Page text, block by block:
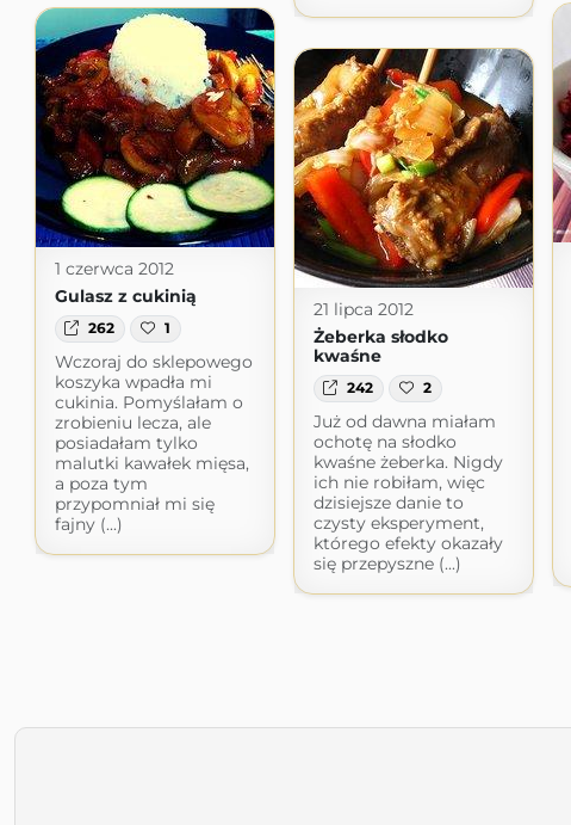
1 czerwca 2012
Gulasz z cukinią
262 1
Wczoraj do sklepowego
koszyka wpadła mi
cukinia. Pomyślałam o
zrobieniu lecza, ale
posiadałam tylko
malutki kawałek mięsa,
a poza tym
przypomniał mi się
fajny (...)
21 lipca 2012
Żeberka słodko
kwaśne
242 2
Już od dawna miałam
ochotę na słodko
kwaśne żeberka. Nigdy
ich nie robiłam, więc
dzisiejsze danie to
czysty eksperyment,
którego efekty okazały
się przepyszne (...)